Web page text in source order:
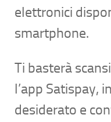
elettronici dispo
smartphone.
Ti basterà
l’app Satispay, in
desiderato e co